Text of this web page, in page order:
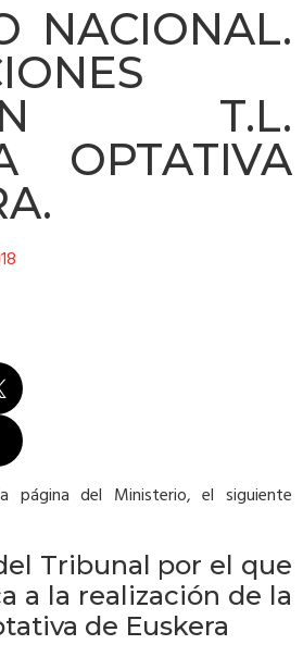
NACIONAL.
T.L.
OPTATIVA
página del Ministerio, el siguiente
Tribunal por el que
a la realización de la
de Euskera